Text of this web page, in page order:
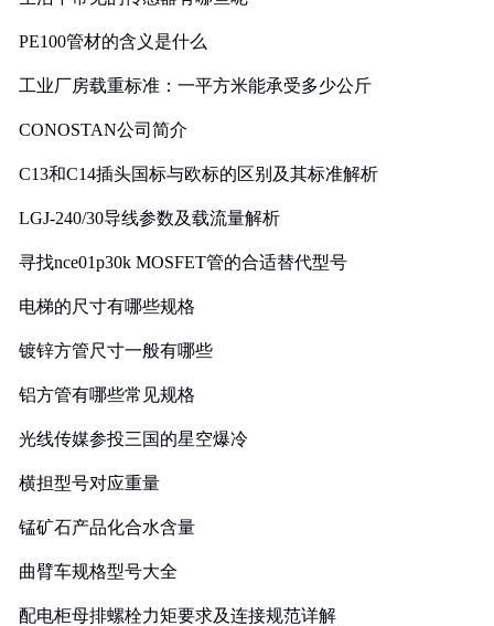
PE100管材的含义是什么
工业厂房载重标准：一平方米能承受多少公斤
CONOSTAN公司简介
C13和C14插头国标与欧标的区别及其标准解析
LGJ-240/30导线参数及载流量解析
寻找nce01p30k MOSFET管的合适替代型号
电梯的尺寸有哪些规格
镀锌方管尺寸一般有哪些
铝方管有哪些常见规格
光线传媒参投三国的星空爆冷
横担型号对应重量
锰矿石产品化合水含量
曲臂车规格型号大全
配电柜母排螺栓力矩要求及连接规范详解